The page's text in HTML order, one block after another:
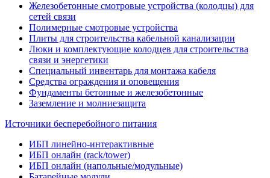
Железобетонные смотровые устройства (колодцы) для
сетей связи
Полимерные смотровые устройства
Плиты для строительства кабельной канализации
Люки и комплектующие колодцев для строительства
связи и энергетики
Специальный инвентарь для монтажа кабеля
Средства ограждения и оповещения
Фундаменты бетонные и железобетонные
Заземление и молниезащита
Источники бесперебойного питания
ИБП линейно-интерактивные
ИБП онлайн (rack/tower)
ИБП онлайн (напольные/модульные)